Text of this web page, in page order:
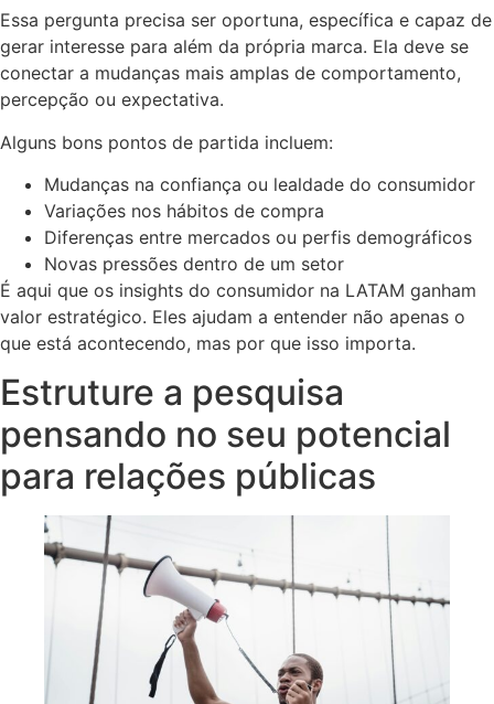
Essa pergunta precisa ser oportuna, específica e capaz de
gerar interesse para além da própria marca. Ela deve se
conectar a mudanças mais amplas de comportamento,
percepção ou expectativa.
Alguns bons pontos de partida incluem:
Mudanças na confiança ou lealdade do consumidor
Variações nos hábitos de compra
Diferenças entre mercados ou perfis demográficos
Novas pressões dentro de um setor
É aqui que os insights do consumidor na LATAM ganham
valor estratégico. Eles ajudam a entender não apenas o
que está acontecendo, mas por que isso importa.
Estruture a pesquisa
pensando no seu potencial
para relações públicas